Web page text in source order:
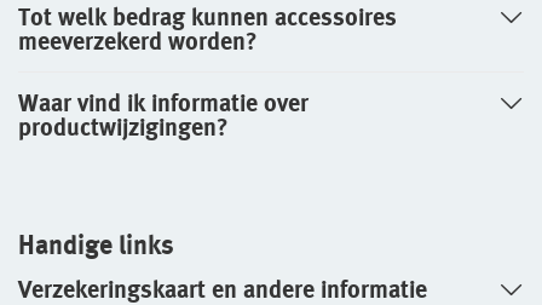
Tot welk bedrag kunnen accessoires
meeverzekerd worden?
Waar vind ik informatie over
productwijzigingen?
Handige links
Verzekeringskaart en andere informatie